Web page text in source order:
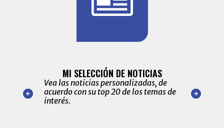
nuestro
para
MI SELECCIÓN DE NOTICIAS
Vea las noticias personalizadas, de
acuerdo con su top 20 de los temas de
interés.
de las